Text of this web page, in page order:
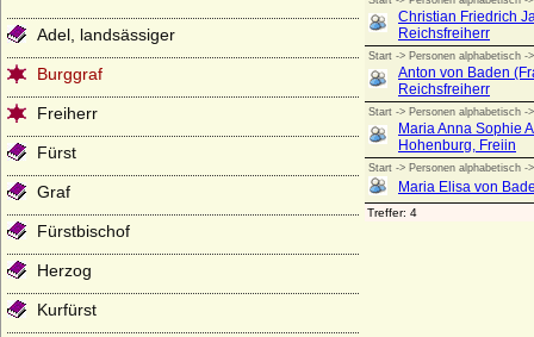
Adel, landsässiger
Burggraf
Freiherr
Fürst
Graf
Fürstbischof
Herzog
Kurfürst